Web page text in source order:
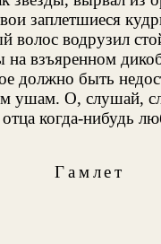
заплетшиеся
волос водрузил
на взъяренном
должно быть
ушам. О, слушай,
когда-нибудь
Гамлет